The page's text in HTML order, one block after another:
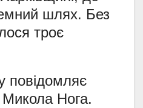
шлях. Без
троє
повідомляє
Микола Нога.